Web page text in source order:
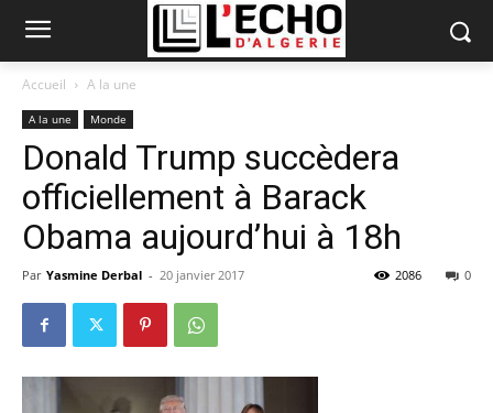
Accueil A la une
A la une Monde
Donald Trump succèdera
officiellement à Barack
Obama aujourd’hui à 18h
Par Yasmine Derbal - 20 janvier 2017 0
2086